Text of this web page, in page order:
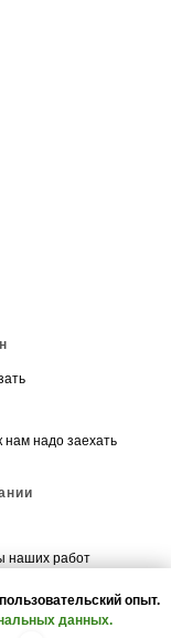
нам надо заехать
наших работ
опыт.
данных.